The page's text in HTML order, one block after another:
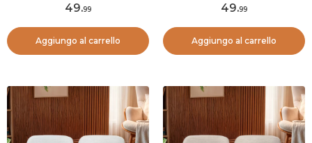
49.99
Aggiungo al carrello
49.99
Aggiungo al carrello